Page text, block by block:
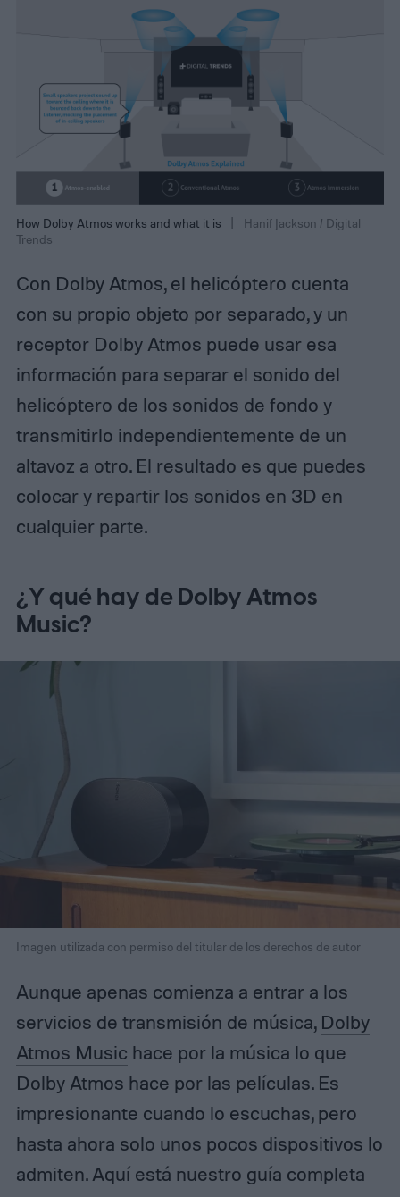
How Dolby Atmos works and what it is
Hanif Jackson / Digital
Trends
Con Dolby Atmos, el helicóptero cuenta
con su propio objeto por separado, y un
receptor Dolby Atmos puede usar esa
información para separar el sonido del
helicóptero de los sonidos de fondo y
transmitirlo independientemente de un
altavoz a otro. El resultado es que puedes
colocar y repartir los sonidos en 3D en
cualquier parte.
¿Y qué hay de Dolby Atmos
Music?
Imagen utilizada con permiso del titular de los derechos de autor
Aunque apenas comienza a entrar a los
servicios de transmisión de música, Dolby
Atmos Music hace por la música lo que
Dolby Atmos hace por las películas. Es
impresionante cuando lo escuchas, pero
hasta ahora solo unos pocos dispositivos lo
admiten. Aquí está nuestro guía completa